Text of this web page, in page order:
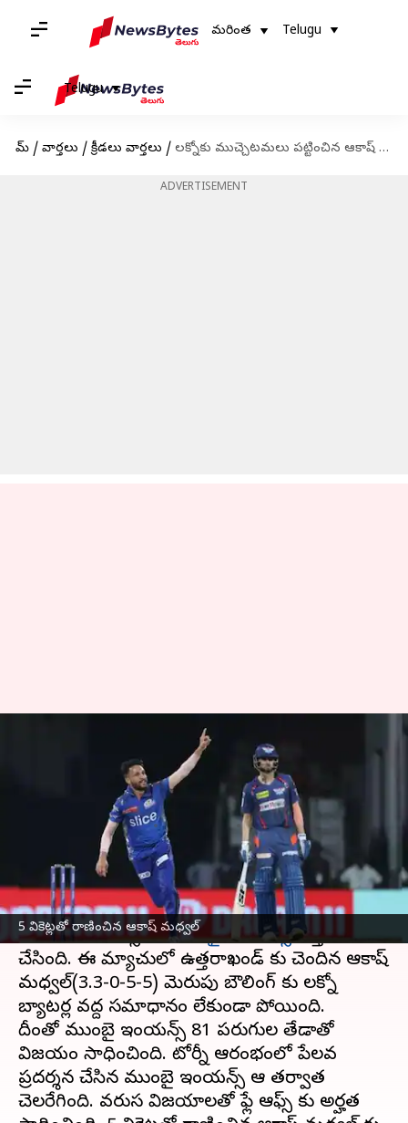
మరింత Telugu
Telugu
హోమ్ / వార్తలు / క్రీడలు వార్తలు / లక్నోకు ముచ్చెటమలు పట్టించిన ఆకాష్ మధ్వల్.. 15 బంతుల్లో 5 వికెట్లు
ADVERTISEMENT
5 వికెట్లతో రాణించిన ఆకాష్ మధ్వల్
లక్నోకు ముచ్చెటమలు పట్టించిన
ఆకాష్ మధ్వల్.. 15 బంతుల్లో 5
Jayachandra Akuri May 25, 2023 11:12 am
ఈ వార్తాకథనం ఏంటి
ఇండియన్ ప్రీమియర్ లీగ్ ఎలిమినేటర్ మ్యాచులో లక్నో
సూపర్ జెయింట్స్ నుముంబై ఇండియన్స్చిత్తు
చేసింది. ఈ మ్యాచులో ఉత్తరాఖండ్ కు చెందిన ఆకాష్
మధ్వల్(3.3-0-5-5) మెరుపు బౌలింగ్ కు లక్నో
బ్యాటర్ల వద్ద సమాధానం లేకుండా పోయింది.
దీంతో ముంబై ఇండియన్స్ 81 పరుగుల తేడాతో
విజయం సాధించింది. టోర్నీ ఆరంభంలో పేలవ
ప్రదర్శన చేసిన ముంబై ఇండియన్స్ ఆ తర్వాత
చెలరేగింది. వరుస విజయాలతో ఫ్లే ఆఫ్స్ కు అర్హత